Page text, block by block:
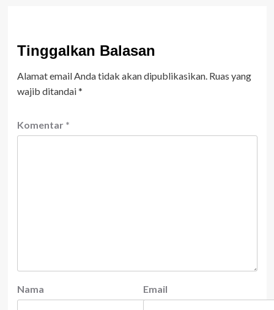
Tinggalkan Balasan
Alamat email Anda tidak akan dipublikasikan. Ruas yang
wajib ditandai*
Komentar *
Nama Email